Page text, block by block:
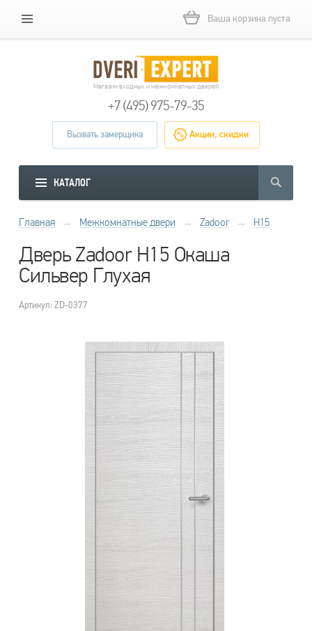
Ваша корзина пуста
Магазин входных и межкомнатных дверей
+7 (495) 975-79-35
Вызвать замерщика Акции, скидки
КАТАЛОГ
Главная → Межкомнатные двери → Zadoor → H15
Дверь Zadoor H15 Окаша
Сильвер Глухая
Артикул: ZD-0377